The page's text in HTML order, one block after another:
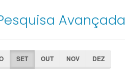
Avançada
SET OUT NOV
DEZ